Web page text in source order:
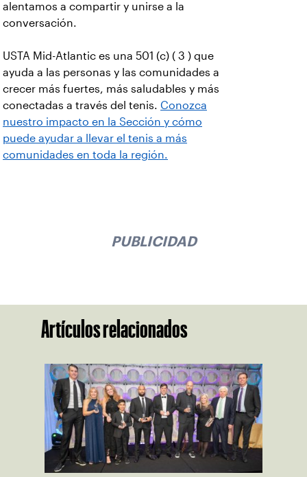
alentamos a compartir y unirse a la
conversación.
USTA Mid-Atlantic es una 501 (c) ( 3 ) que
ayuda a las personas y las comunidades a
crecer más fuertes, más saludables y más
conectadas a través del tenis. Conozca
nuestro impacto en la Sección y cómo
puede ayudar a llevar el tenis a más
comunidades en toda la región.
PUBLICIDAD
Artículos relacionados